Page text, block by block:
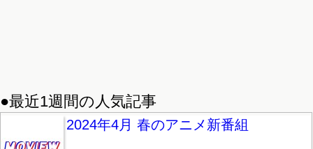
●最近1週間の人気記事
2024年4月 春のアニメ新番組